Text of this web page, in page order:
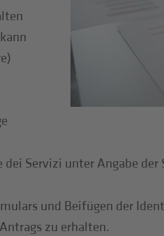
Servizi unter Angabe
und Beifügen der
zu erhalten.